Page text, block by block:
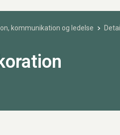
kommunikation og ledelse